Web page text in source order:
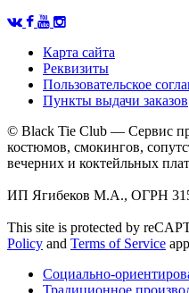
Карта сайта
Реквизиты
Пользовательское
Пункты выдачи заказов
© Black Tie Club — Сервис
костюмов, смокингов,
вечерних и коктейльных
ИП Ягибеков М.А., ОГРН
This site is protected by
Policy and Terms of Service
Социально-
Традиционное